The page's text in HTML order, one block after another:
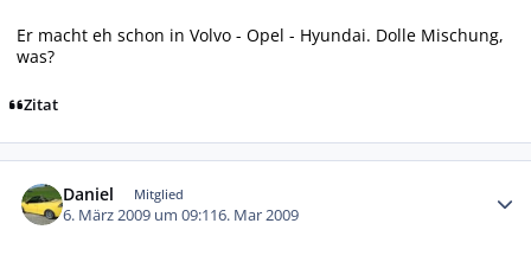
Er macht eh schon in Volvo - Opel - Hyundai. Dolle Mischung,
was?
Zitat
Daniel Mitglied
6. März 2009 um 09:116. Mar 2009